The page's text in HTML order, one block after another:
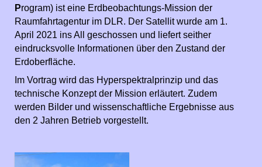
Program) ist eine Erdbeobachtungs-Mission der
Raumfahrtagentur im DLR. Der Satellit wurde am 1.
April 2021 ins All geschossen und liefert seither
eindrucksvolle Informationen über den Zustand der
Erdoberfläche.
Im Vortrag wird das Hyperspektralprinzip und das
technische Konzept der Mission erläutert. Zudem
werden Bilder und wissenschaftliche Ergebnisse aus
den 2 Jahren Betrieb vorgestellt.